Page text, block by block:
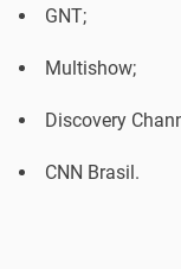
GNT;
Multishow;
Discovery
CNN Brasil.